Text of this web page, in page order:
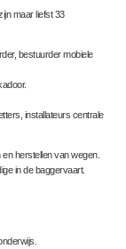
maar liefst 33
bestuurder mobiele
installateurs centrale
herstellen van wegen.
in de baggervaart.